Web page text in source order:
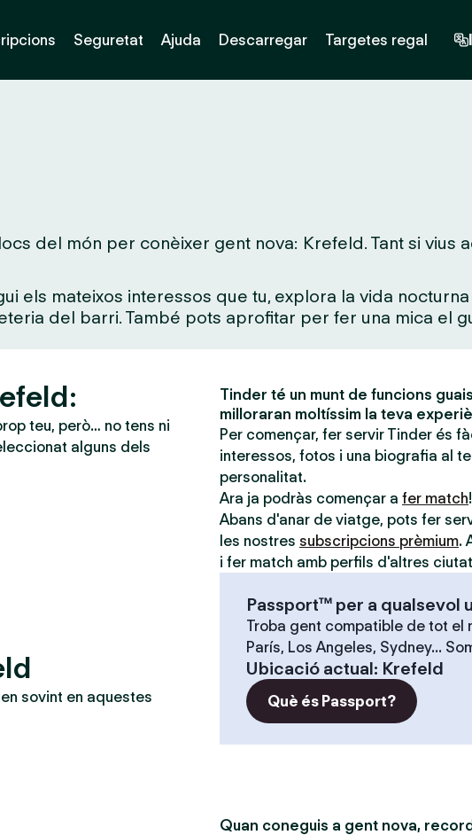
Seguretat Ajuda Descarregar Targetes regal
del món per conèixer gent nova: Krefeld. Tant si vius
els mateixos interessos que tu, explora la vida
del barri. També pots aprofitar per fer una mica el
teu, però… no tens ni
alguns dels
sovint en aquestes
Tinder té un munt de funcions
milloraran moltíssim la teva
Per començar, fer servir Tinder és
interessos, fotos i una biografia al
personalitat.
Ara ja podràs començar a fer match!
Abans d'anar de viatge, pots fer
les nostres subscripcions prèmium.
i fer match amb perfils d'altres
Passport™ per a qualsevol
Troba gent compatible de tot el
París, Los Angeles, Sydney...
Ubicació actual: Krefeld
Què és Passport?
Quan coneguis a gent nova,